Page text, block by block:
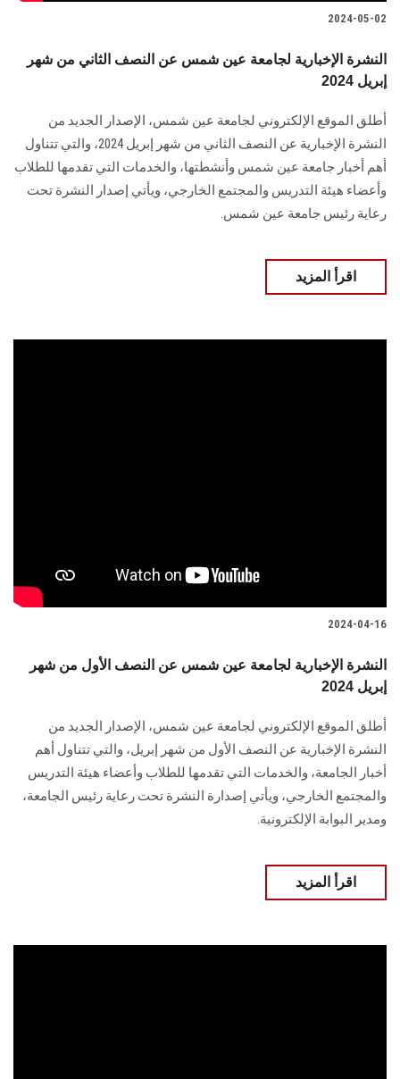
الزائـرون
سجل الان
2024-05-02
النشرة الإخبارية لجامعة عين شمس عن النصف الثاني من شهر
إبريل 2024
أطلق الموقع الإلكتروني لجامعة عين شمس، الإصدار الجديد من
النشرة الإخبارية عن النصف الثاني من شهر إبريل 2024، والتي تتناول
أهم أخبار جامعة عين شمس وأنشطتها، والخدمات التي تقدمها للطلاب
وأعضاء هيئة التدريس والمجتمع الخارجي، ويأتي إصدار النشرة تحت
رعاية رئيس جامعة عين شمس.
اقرأ المزيد
2024-04-16
النشرة الإخبارية لجامعة عين شمس عن النصف الأول من شهر
إبريل 2024
أطلق الموقع الإلكتروني لجامعة عين شمس، الإصدار الجديد من
النشرة الإخبارية عن النصف ‏الأول من شهر إبريل، والتي تتناول أهم
أخبار الجامعة، والخدمات ‏التي تقدمها للطلاب وأعضاء هيئة التدريس
والمجتمع الخارجي‎، ويأتي إصدارة النشرة تحت رعاية رئيس الجامعة،
ومدير البوابة الإلكترونية.
اقرأ المزيد